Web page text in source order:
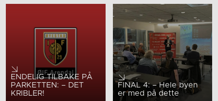
ENDELIG TILBAKE PÅ
PARKETTEN: – DET
KRIBLER!
FINAL 4: – Hele byen
er med på dette